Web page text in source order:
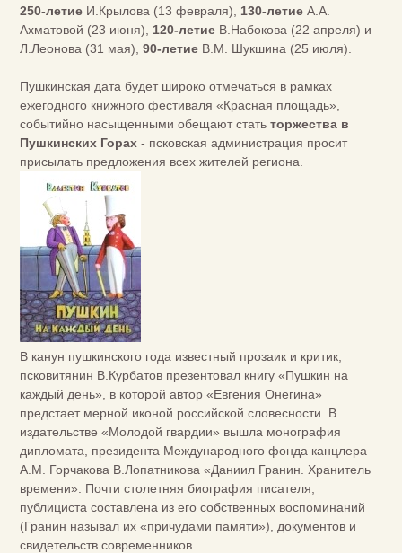
250-летие И.Крылова (13 февраля), 130-летие А.А.
Ахматовой (23 июня), 120-летие В.Набокова (22 апреля) и
Л.Леонова (31 мая), 90-летие В.М. Шукшина (25 июля).
Пушкинская дата будет широко отмечаться в рамках
ежегодного книжного фестиваля «Красная площадь»,
событийно насыщенными обещают стать торжества в
Пушкинских Горах - псковская администрация просит
присылать предложения всех жителей региона.
В канун пушкинского года известный прозаик и критик,
псковитянин В.Курбатов презентовал книгу «Пушкин на
каждый день», в которой автор «Евгения Онегина»
предстает мерной иконой российской словесности. В
издательстве «Молодой гвардии» вышла монография
дипломата, президента Международного фонда канцлера
А.М. Горчакова В.Лопатникова «Даниил Гранин. Хранитель
времени». Почти столетняя биография писателя,
публициста составлена из его собственных воспоминаний
(Гранин называл их «причудами памяти»), документов и
свидетельств современников.